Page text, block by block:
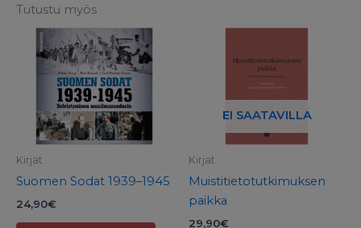
Tutustu myös
Kirjat
Suomen Sodat 1939–1945
24,90€
EI SAATAVILLA
Kirjat
Muistitietotutkimuksen
paikka
29,90€